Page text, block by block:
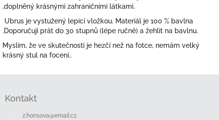
,doplněný krásnými zahraničními látkami.
Ubrus je vystužený lepicí vložkou. Materiál je 100 % bavlna
.Doporučuji prát do 30 stupnů (lépe ručně) a žehlit na bavlnu.
Myslím, že ve skutečnosti je hezčí než na fotce, nemám velký
krásný stul na focení..
Kontakt
z.honsova@email.cz